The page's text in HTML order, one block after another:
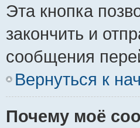
Эта кнопка
закончить и
сообщения
Вернуться к
Почему моё